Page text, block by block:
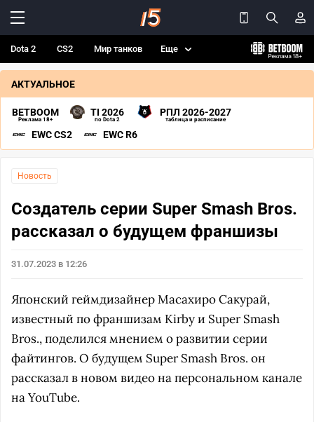
Dota 2 CS2 Мир танков Еще
АКТУАЛЬНОЕ
BETBOOM
Реклама 18+
TI 2026
по Dota 2
РПЛ 2026-2027
таблица и расписание
EWC CS2 EWC R6
Новость
Создатель серии Super Smash Bros.
рассказал о будущем франшизы
31.07.2023 в 12:26
Японский геймдизайнер Масахиро Сакурай,
известный по франшизам Kirby и Super Smash
Bros., поделился мнением о развитии серии
файтингов. О будущем Super Smash Bros. он
рассказал в новом видео на персональном канале
на YouTube.